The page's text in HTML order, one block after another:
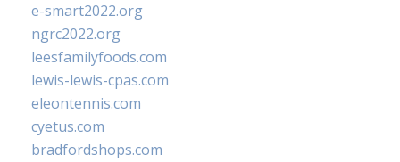
e-smart2022.org
ngrc2022.org
leesfamilyfoods.com
lewis-lewis-cpas.com
eleontennis.com
cyetus.com
bradfordshops.com